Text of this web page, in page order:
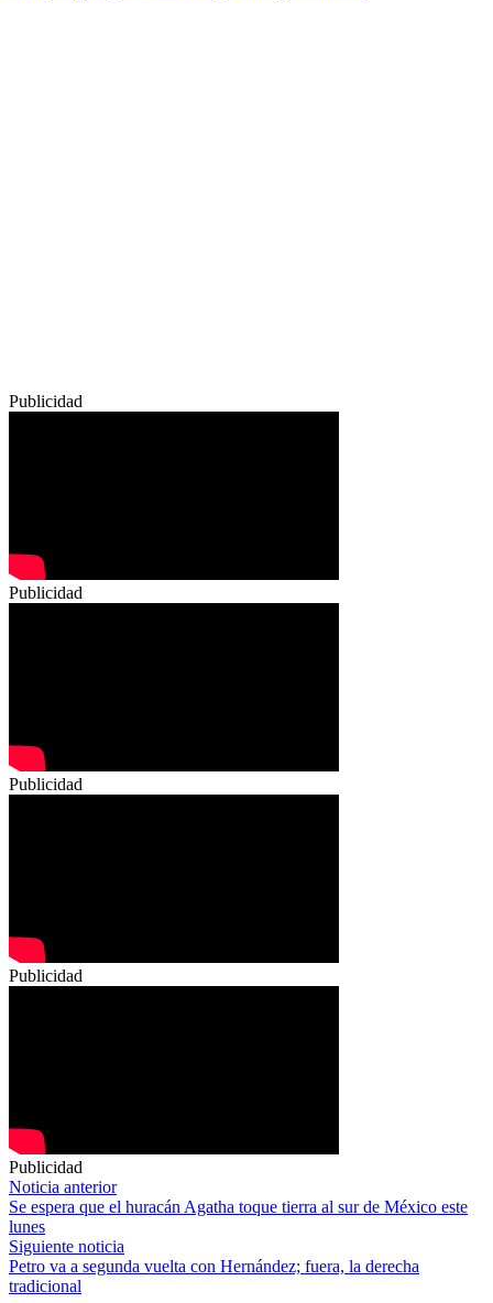
Publicidad
Publicidad
Publicidad
Publicidad
Publicidad
Navegación
de
entradas
Noticia anterior
Se espera que el huracán Agatha toque tierra al sur de México este
lunes
Siguiente noticia
Petro va a segunda vuelta con Hernández; fuera, la derecha
tradicional